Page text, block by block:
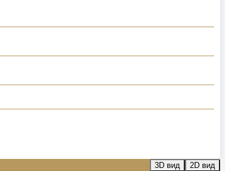
3D вид
2D вид